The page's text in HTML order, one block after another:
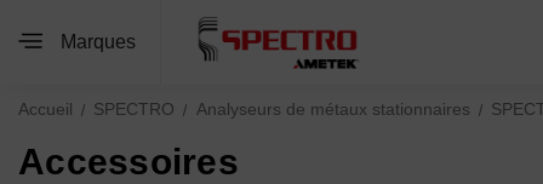
Marques
Accueil SPECTRO Analyseurs de métaux stationnaires
Accessoires